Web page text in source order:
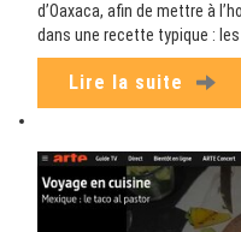
d’Oaxaca, afin de mettre à
dans une recette typique :
Lire la suite